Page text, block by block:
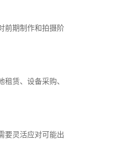
前期制作和拍摄阶
赁、设备采购、
要灵活应对可能出